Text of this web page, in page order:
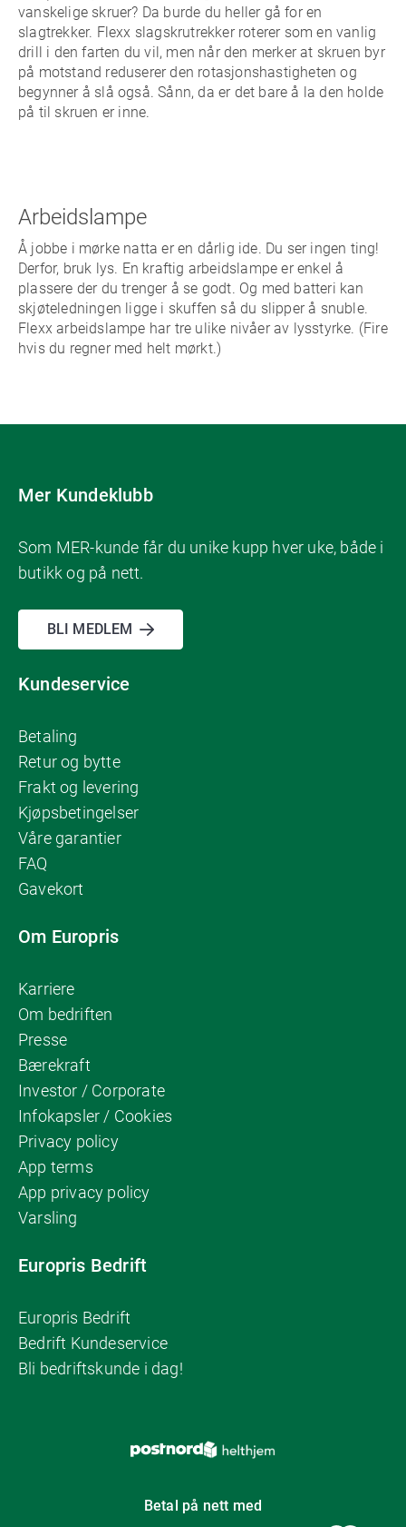
vanskelige skruer? Da burde du heller gå for en
slagtrekker. Flexx slagskrutrekker roterer som en vanlig
drill i den farten du vil, men når den merker at skruen byr
på motstand reduserer den rotasjonshastigheten og
begynner å slå også. Sånn, da er det bare å la den holde
på til skruen er inne.
Arbeidslampe
Å jobbe i mørke natta er en dårlig ide. Du ser ingen ting!
Derfor, bruk lys. En kraftig arbeidslampe er enkel å
plassere der du trenger å se godt. Og med batteri kan
skjøteledningen ligge i skuffen så du slipper å snuble.
Flexx arbeidslampe har tre ulike nivåer av lysstyrke. (Fire
hvis du regner med helt mørkt.)
Mer Kundeklubb
Som MER-kunde får du unike kupp hver uke, både i
butikk og på nett.
BLI MEDLEM
Kundeservice
Betaling
Retur og bytte
Frakt og levering
Kjøpsbetingelser
Våre garantier
FAQ
Gavekort
Om Europris
Karriere
Om bedriften
Presse
Bærekraft
Investor / Corporate
Infokapsler / Cookies
Privacy policy
App terms
App privacy policy
Varsling
Europris Bedrift
Europris Bedrift
Bedrift Kundeservice
Bli bedriftskunde i dag!
Betal på nett med